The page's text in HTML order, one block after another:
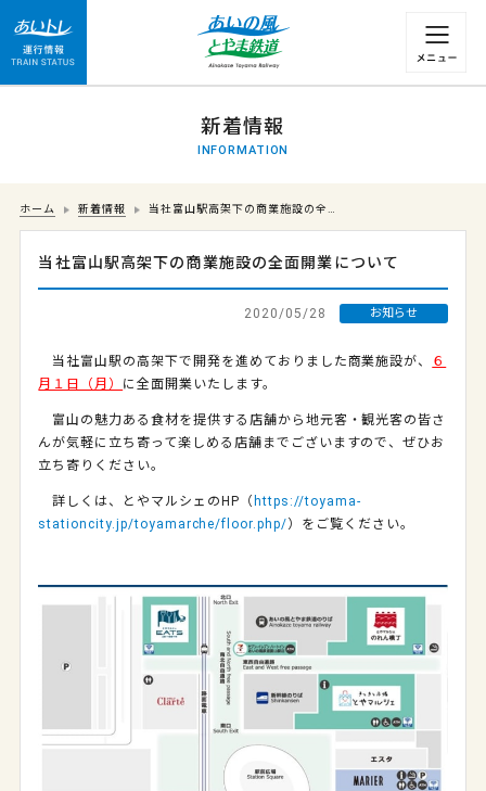
運行情報 列車の遅れ情報等についてはこちら
新着情報
INFORMATION
ホーム 新着情報 当社富山駅高架下の商業施設の全…
当社富山駅高架下の商業施設の全面開業について
2020/05/28 お知らせ
当社富山駅の高架下で開発を進めておりました商業施設が、
６
月１日（月） に全面開業いたします。
富山の魅力ある食材を提供する店舗から地元客・観光客の皆さ
んが気軽に立ち寄って楽しめる店舗までございますので、ぜひお
立ち寄りください。
詳しくは、とやマルシェのHP（ https://toyama-
stationcity.jp/toyamarche/floor.php/）をご覧ください。